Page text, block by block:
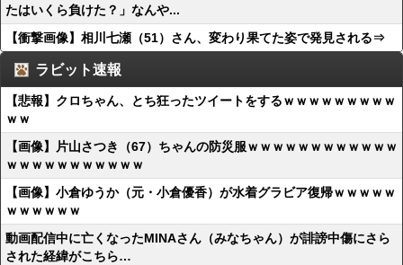
たはいくら負けた？」なんや...
【衝撃画像】相川七瀬（51）さん、変わり果てた姿で発見される⇒
ラビット速報
【悲報】クロちゃん、とち狂ったツイートをするｗｗｗｗｗｗｗｗｗ
ｗｗ
【画像】片山さつき（67）ちゃんの防災服ｗｗｗｗｗｗｗｗｗｗｗｗ
ｗｗｗｗｗｗｗｗｗｗｗ
【画像】小倉ゆうか（元・小倉優香）が水着グラビア復帰ｗｗｗｗｗ
ｗｗｗｗｗｗ
動画配信中に亡くなったMINAさん（みなちゃん）が誹謗中傷にさら
された経緯がこちら…